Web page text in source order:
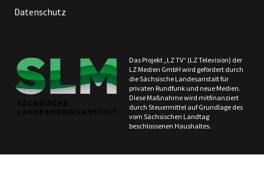
Datenschutz
Das Projekt „LZ TV“ (LZ Television) der
LZ Medien GmbH wird gefördert durch
die Sächsische Landesanstalt für
privaten Rundfunk und neue Medien.
Diese Maßnahme wird mitfinanziert
durch Steuermittel auf Grundlage des
vom Sächsischen Landtag
beschlossenen Haushaltes.